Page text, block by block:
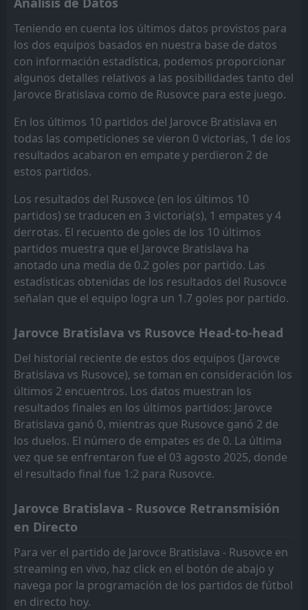
FT
30Jul
Láb
Rusovce
FT
15:30
Aug
Lokomotíva DNV
Rusovce
2
1
L
15:30
Zohor
Teniendo en cuenta los últimos datos provistos para
los dos equipos basados en nuestra base de datos
con información estadística, podemos proporcionar
algunos detalles relativos a las posibilidades tanto del
Jarovce Bratislava como de Rusovce para este juego.
En los últimos 10 partidos del Jarovce Bratislava en
todas las competiciones se vieron 0 victorias, 1 de los
resultados acabaron en empate y perdieron 2 de
estos partidos.
Los resultados del Rusovce (en los últimos 10
partidos) se traducen en 3 victoria(s), 1 empates y 4
derrotas. El recuento de goles de los 10 últimos
partidos muestra que el Jarovce Bratislava ha
anotado una media de 0.2 goles por partido. Las
estadísticas obtenidas de los resultados del Rusovce
señalan que el equipo logra un 1.7 goles por partido.
Jarovce Bratislava vs Rusovce Head-to-head
Del historial reciente de estos dos equipos (Jarovce
Bratislava vs Rusovce), se toman en consideración los
últimos 2 encuentros. Los datos muestran los
resultados finales en los últimos partidos: Jarovce
Bratislava ganó 0, mientras que Rusovce ganó 2 de
los duelos. El número de empates es de 0. La última
vez que se enfrentaron fue el 03 agosto 2025, donde
el resultado final fue 1:2 para Rusovce.
Jarovce Bratislava - Rusovce Retransmisión
en Directo
Para ver el partido de Jarovce Bratislava - Rusovce en
streaming en vivo, haz click en el botón de abajo y
navega por la programación de los partidos de fútbol
en directo hoy.